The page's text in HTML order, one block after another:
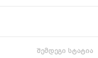
შემდეგი სტატია